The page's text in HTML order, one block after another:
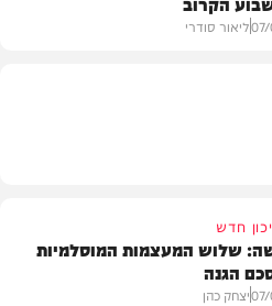
ליאור סודרי
חדש
שלוש המעצמות המוסלמיות
הגנה
יצחק כהן